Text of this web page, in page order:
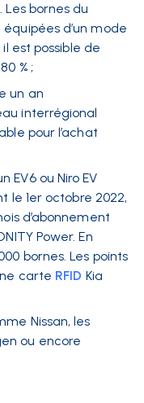
bornes du
d’un mode
est possible de
% ;
un an
interrégional
pour l’achat
EV6 ou Niro EV
le 1er octobre 2022,
d’abonnement
Power. En
bornes. Les points
carte RFID Kia
Nissan, les
ou encore